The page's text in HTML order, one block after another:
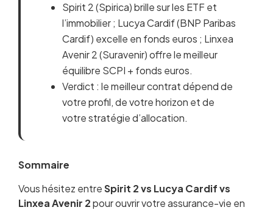
Spirit 2 (Spirica) brille sur les ETF et
l’immobilier ; Lucya Cardif (BNP Paribas
Cardif) excelle en fonds euros ; Linxea
Avenir 2 (Suravenir) offre le meilleur
équilibre SCPI + fonds euros.
Verdict : le meilleur contrat dépend de
votre profil, de votre horizon et de
votre stratégie d’allocation.
Sommaire
Présentation des trois contrats
Comparatif des frais : qui est le moins cher ?
Vous hésitez entreSpirit 2 vs Lucya Cardif vs
Linxea Avenir 2pour ouvrir votre assurance-vie en